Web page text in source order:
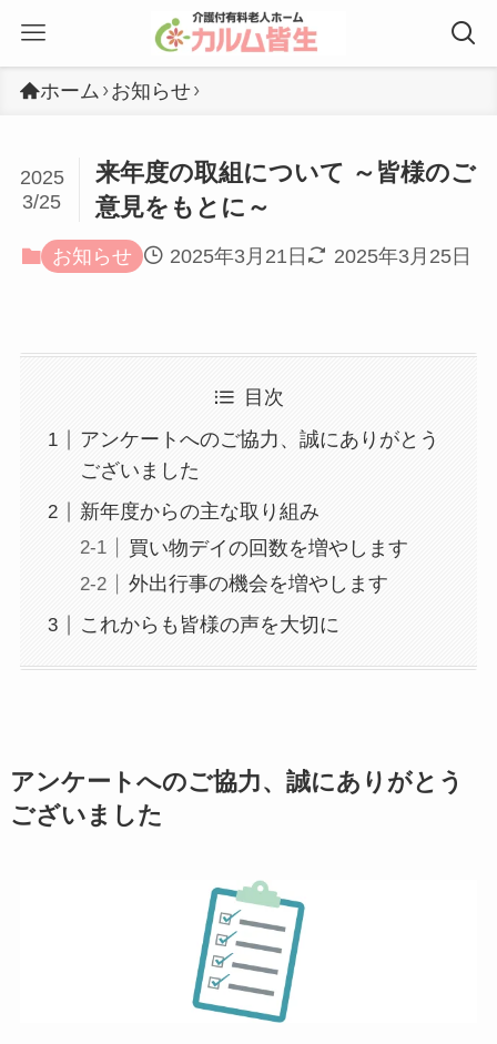
ホーム お知らせ
来年度の取組について ～皆様のご
意見をもとに～
2025
3/25
お知らせ 2025年3月21日 2025年3月25日
目次
アンケートへのご協力、誠にありがとう
ございました
新年度からの主な取り組み
買い物デイの回数を増やします
外出行事の機会を増やします
これからも皆様の声を大切に
アンケートへのご協力、誠にありがとう
ございました